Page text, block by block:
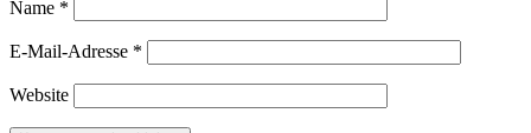
Name *
E-Mail-Adresse *
Website